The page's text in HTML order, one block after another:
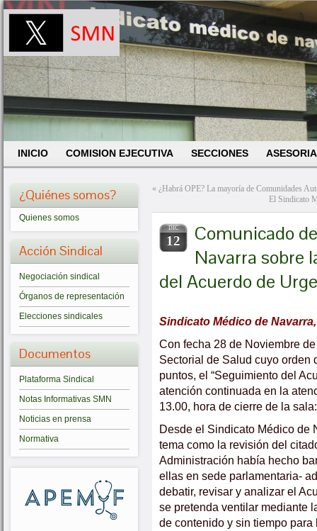
INICIO COMISION EJECUTIVA SECCIONES
¿Quiénes somos?
Quienes somos
Acción Sindical
Negociación sindical
Órganos de representación
Elecciones sindicales
Documentos
Plataforma Sindical
Notas Informativas SMN
Noticias en prensa
Normativa
« ¿Habrá OPE? La mayoría de Comunidades
El Sindicato
DIC
12
Comunicado
Navarra sobre
del Acuerdo de
Sindicato Médico de
Con fecha 28 de Noviembre
Sectorial de Salud cuyo orden
puntos, el “Seguimiento del
atención continuada en la
13.00, hora de cierre de la
Desde el Sindicato Médico de
tema como la revisión del
Administración había hecho
ellas en sede parlamentaria-
debatir, revisar y analizar el
se pretenda ventilar mediante
de contenido y sin tiempo